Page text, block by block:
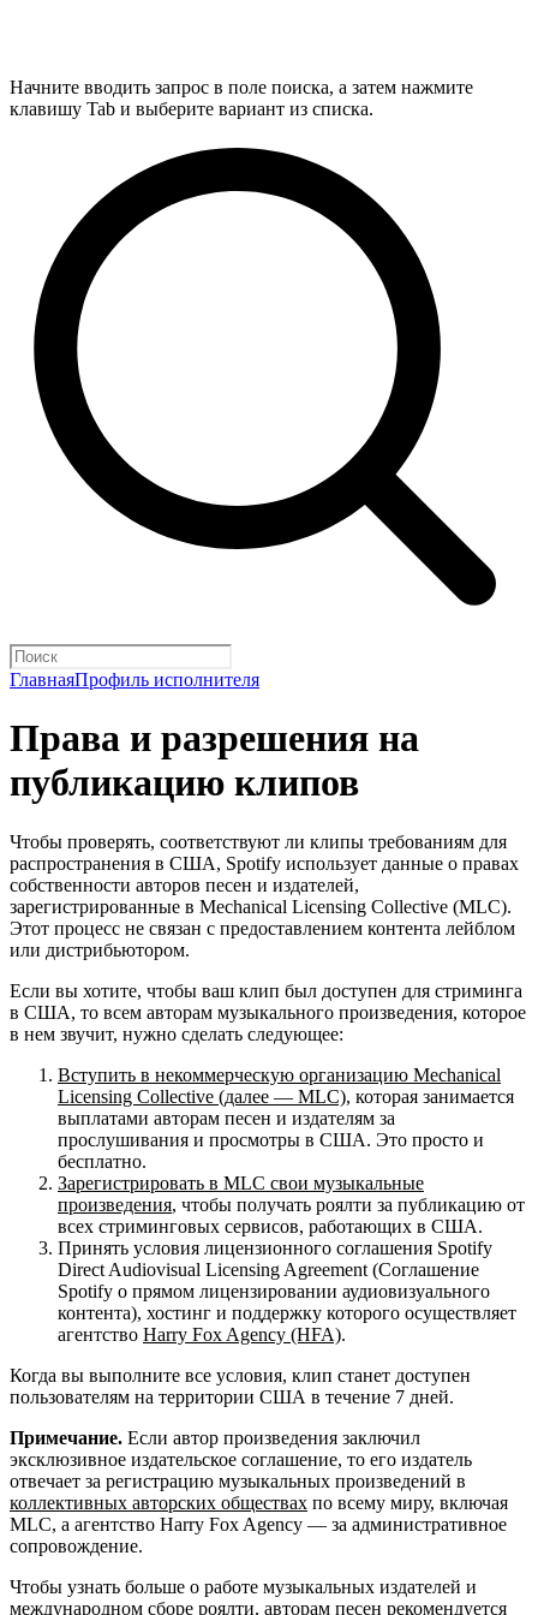
Начните вводить запрос в поле поиска, а затем нажмите
клавишу Tab и выберите вариант из списка.
ГлавнаяПрофиль исполнителя
Права и разрешения на
публикацию клипов
Чтобы проверять, соответствуют ли клипы требованиям для
распространения в США, Spotify использует данные о правах
собственности авторов песен и издателей,
зарегистрированные в Mechanical Licensing Collective (MLC).
Этот процесс не связан с предоставлением контента лейблом
или дистрибьютором.
Если вы хотите, чтобы ваш клип был доступен для стриминга
в США, то всем авторам музыкального произведения, которое
в нем звучит, нужно сделать следующее:
Вступить в некоммерческую организацию Mechanical
Licensing Collective (далее — MLC), которая занимается
выплатами авторам песен и издателям за
прослушивания и просмотры в США. Это просто и
бесплатно.
Зарегистрировать в MLC свои музыкальные
произведения, чтобы получать роялти за публикацию от
всех стриминговых сервисов, работающих в США.
Принять условия лицензионного соглашения Spotify
Direct Audiovisual Licensing Agreement (Соглашение
Spotify о прямом лицензировании аудиовизуального
контента), хостинг и поддержку которого осуществляет
агентство Harry Fox Agency (HFA).
Когда вы выполните все условия, клип станет доступен
пользователям на территории США в течение 7 дней.
Примечание. Если автор произведения заключил
эксклюзивное издательское соглашение, то его издатель
отвечает за регистрацию музыкальных произведений в
коллективных авторских обществах по всему миру, включая
MLC, а агентство Harry Fox Agency — за административное
сопровождение.
Чтобы узнать больше о работе музыкальных издателей и
международном сборе роялти, авторам песен рекомендуется